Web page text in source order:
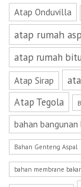
Atap Onduvilla
atap rumah
atap rumah
Atap Sirap
Atap Tegola
bahan bangunan
Bahan Genteng Aspal
bahan membrane bakar